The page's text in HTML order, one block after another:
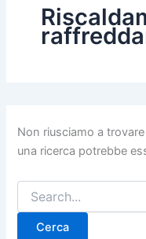
Non riusciamo a
una ricerca potrebbe